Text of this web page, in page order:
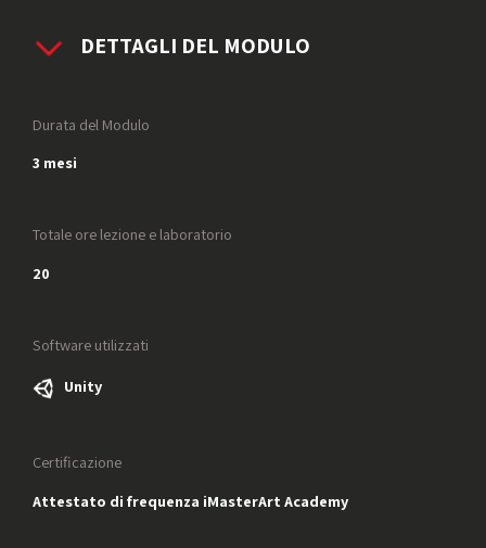
DETTAGLI DEL MODULO
Durata del Modulo
3 mesi
Totale ore lezione e laboratorio
20
Software utilizzati
Unity
Certificazione
Attestato di frequenza iMasterArt Academy